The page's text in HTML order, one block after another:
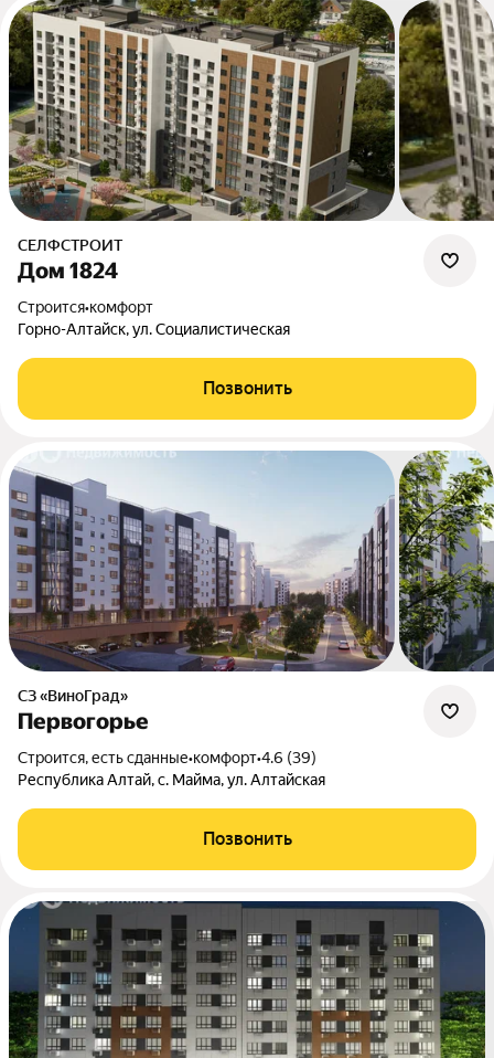
СЕЛФСТРОИТ
Дом 1824
Строится•комфорт
Горно-Алтайск, ул. Социалистическая
Позвонить
СЗ «ВиноГрад»
Первогорье
Строится, есть сданные•комфорт•4.6 (39)
Республика Алтай, с. Майма, ул. Алтайская
Позвонить